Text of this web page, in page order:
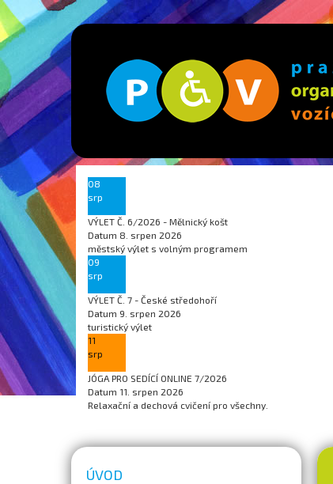
08
srp
VÝLET Č. 6/2026 - Mělnický košt
Datum 8. srpen 2026
městský výlet s volným programem
09
srp
VÝLET Č. 7 - České středohoří
Datum 9. srpen 2026
turistický výlet
11
srp
JÓGA PRO SEDÍCÍ ONLINE 7/2026
Datum 11. srpen 2026
Relaxační a dechová cvičení pro všechny.
ÚVOD